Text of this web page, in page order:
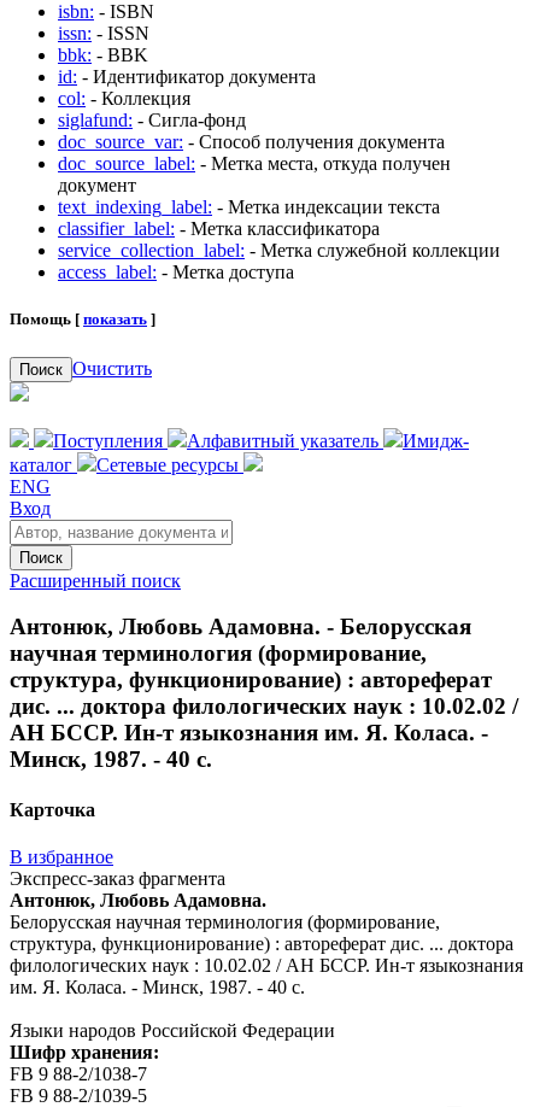
isbn: - ISBN
issn: - ISSN
bbk: - BBK
id: - Идентификатор документа
col: - Коллекция
siglafund: - Сигла-фонд
doc_source_var: - Способ получения документа
doc_source_label: - Метка места, откуда получен
документ
text_indexing_label: - Метка индексации текста
classifier_label: - Метка классификатора
service_collection_label: - Метка служебной коллекции
access_label: - Метка доступа
Помощь [ показать ]
Поиск Очистить
Поступления Алфавитный указатель
Имидж-
каталог
Сетевые ресурсы
ENG
Вход
Поиск
Расширенный поиск
Антонюк, Любовь Адамовна. - Белорусская
научная терминология (формирование,
структура, функционирование) : автореферат
дис. ... доктора филологических наук : 10.02.02 /
АН БССР. Ин-т языкознания им. Я. Коласа. -
Минск, 1987. - 40 с.
Карточка
В избранное
Экспресс-заказ фрагмента
Антонюк, Любовь Адамовна.
Белорусская научная терминология (формирование,
структура, функционирование) : автореферат дис. ... доктора
филологических наук : 10.02.02 / АН БССР. Ин-т языкознания
им. Я. Коласа. - Минск, 1987. - 40 с.
Языки народов Российской Федерации
Шифр хранения:
FB 9 88-2/1038-7
FB 9 88-2/1039-5